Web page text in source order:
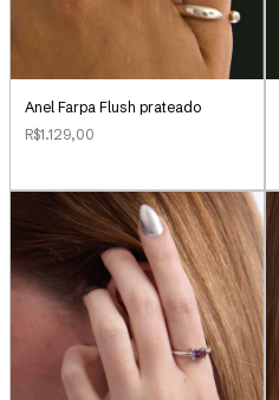
Anel Farpa Flush prateado
R$1.129,00